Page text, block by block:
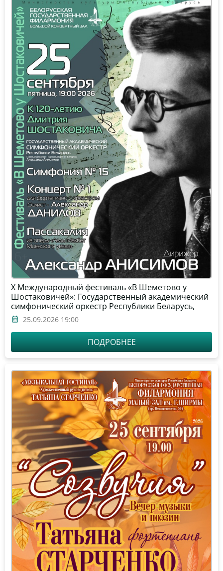
Х Международный фестиваль «В Шеметово у
Шостаковичей»: Государственный академический
симфонический оркестр Республики Беларусь,
дирижёр – Александр Анисимов, солист –
Александр Данилов (фортепиано)
25.09.2026 19:00
ПОДРОБНЕЕ